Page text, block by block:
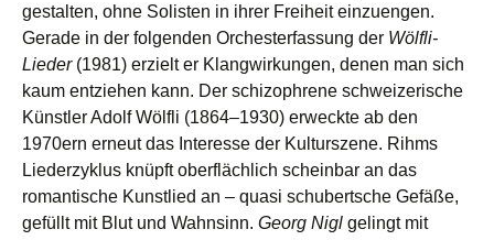
gestalten, ohne Solisten in ihrer Freiheit einzuengen.
Gerade in der folgenden Orchesterfassung der Wölfli-
Lieder (1981) erzielt er Klangwirkungen, denen man sich
kaum entziehen kann. Der schizophrene schweizerische
Künstler Adolf Wölfli (1864–1930) erweckte ab den
1970ern erneut das Interesse der Kulturszene. Rihms
Liederzyklus knüpft oberflächlich scheinbar an das
romantische Kunstlied an – quasi schubertsche Gefäße,
gefüllt mit Blut und Wahnsinn. Georg Nigl gelingt mit